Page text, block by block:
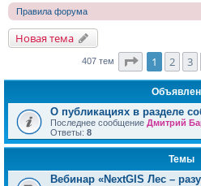
Правила форума
Новая тема
407 тем Страница1
1 2 3
О публикациях в разделе
Последнее сообщение Дмитрий
Ответы: 8
Темы
Вебинар «NextGIS Лес –